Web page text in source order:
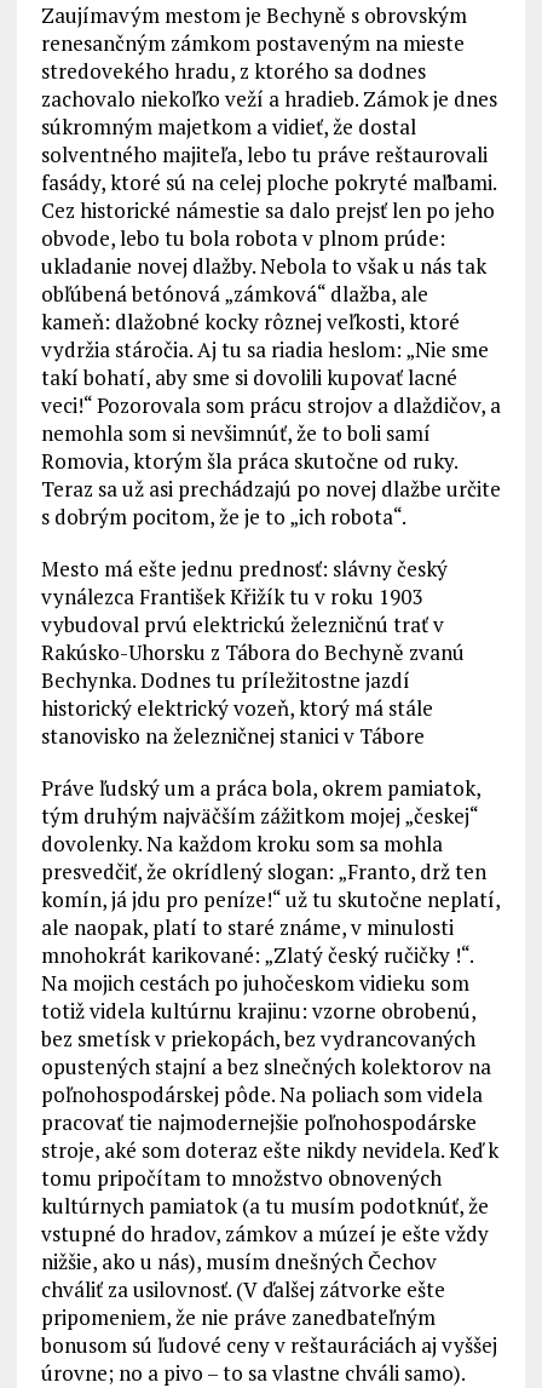
Zaujímavým mestom je Bechyně s obrovským
renesančným zámkom postaveným na mieste
stredovekého hradu, z ktorého sa dodnes
zachovalo niekoľko veží a hradieb. Zámok je dnes
súkromným majetkom a vidieť, že dostal
solventného majiteľa, lebo tu práve reštaurovali
fasády, ktoré sú na celej ploche pokryté maľbami.
Cez historické námestie sa dalo prejsť len po jeho
obvode, lebo tu bola robota v plnom prúde:
ukladanie novej dlažby. Nebola to však u nás tak
obľúbená betónová „zámková“ dlažba, ale
kameň: dlažobné kocky rôznej veľkosti, ktoré
vydržia stáročia. Aj tu sa riadia heslom: „Nie sme
takí bohatí, aby sme si dovolili kupovať lacné
veci!“ Pozorovala som prácu strojov a dlaždičov, a
nemohla som si nevšimnúť, že to boli samí
Romovia, ktorým šla práca skutočne od ruky.
Teraz sa už asi prechádzajú po novej dlažbe určite
s dobrým pocitom, že je to „ich robota“.
Mesto má ešte jednu prednosť: slávny český
vynálezca František Křižík tu v roku 1903
vybudoval prvú elektrickú železničnú trať v
Rakúsko-Uhorsku z Tábora do Bechyně zvanú
Bechynka. Dodnes tu príležitostne jazdí
historický elektrický vozeň, ktorý má stále
stanovisko na železničnej stanici v Tábore
Práve ľudský um a práca bola, okrem pamiatok,
tým druhým najväčším zážitkom mojej „českej“
dovolenky. Na každom kroku som sa mohla
presvedčiť, že okrídlený slogan: „Franto, drž ten
komín, já jdu pro peníze!“ už tu skutočne neplatí,
ale naopak, platí to staré známe, v minulosti
mnohokrát karikované: „Zlatý český ručičky !“.
Na mojich cestách po juhočeskom vidieku som
totiž videla kultúrnu krajinu: vzorne obrobenú,
bez smetísk v priekopách, bez vydrancovaných
opustených stajní a bez slnečných kolektorov na
poľnohospodárskej pôde. Na poliach som videla
pracovať tie najmodernejšie poľnohospodárske
stroje, aké som doteraz ešte nikdy nevidela. Keď k
tomu pripočítam to množstvo obnovených
kultúrnych pamiatok (a tu musím podotknúť, že
vstupné do hradov, zámkov a múzeí je ešte vždy
nižšie, ako u nás), musím dnešných Čechov
chváliť za usilovnosť. (V ďalšej zátvorke ešte
pripomeniem, že nie práve zanedbateľným
bonusom sú ľudové ceny v reštauráciách aj vyššej
úrovne; no a pivo – to sa vlastne chváli samo).